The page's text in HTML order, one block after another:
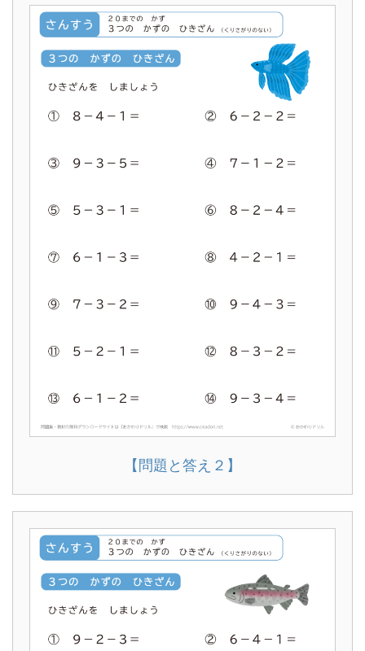
【問題と答え２】